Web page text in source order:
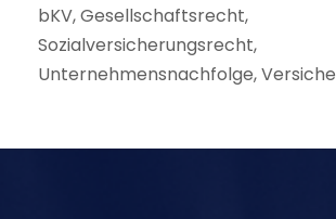
bKV, Gesellschaftsrecht,
Sozialversicherungsrecht,
Unternehmensnachfolge,